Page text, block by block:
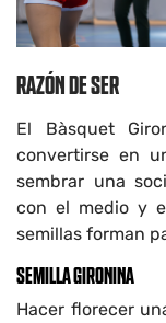
RAZÓN DE SER
El Bàsquet
convertirse en
sembrar una
con el medio y
semillas forman
SEMILLA GIRONINA
Hacer florecer